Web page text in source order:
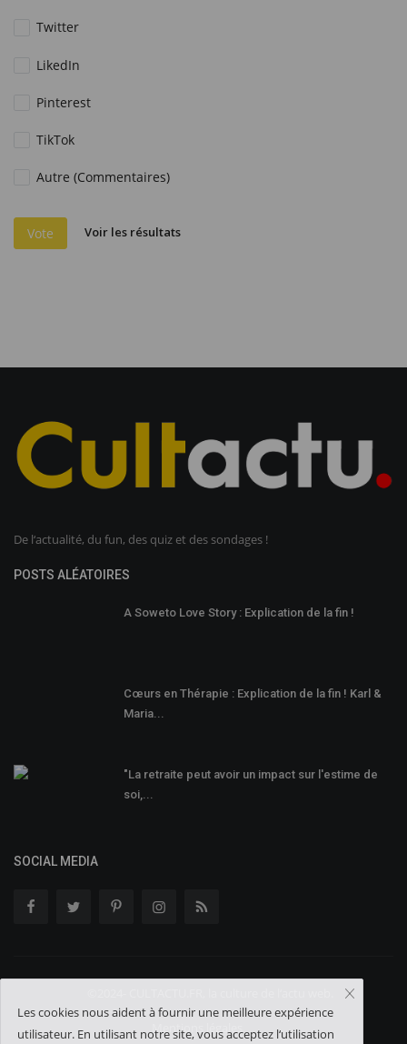
Twitter
LikedIn
Pinterest
TikTok
Autre (Commentaires)
Vote Voir les résultats
De l‘actualité, du fun, des quiz et des sondages !
POSTS ALÉATOIRES
A Soweto Love Story : Explication de la fin !
Cœurs en Thérapie : Explication de la fin ! Karl &
Maria...
"La retraite peut avoir un impact sur l'estime de
soi,...
SOCIAL MEDIA
Mentions légales
Les cookies nous aident à fournir une meilleure expérience
utilisateur. En utilisant notre site, vous acceptez l‘utilisation